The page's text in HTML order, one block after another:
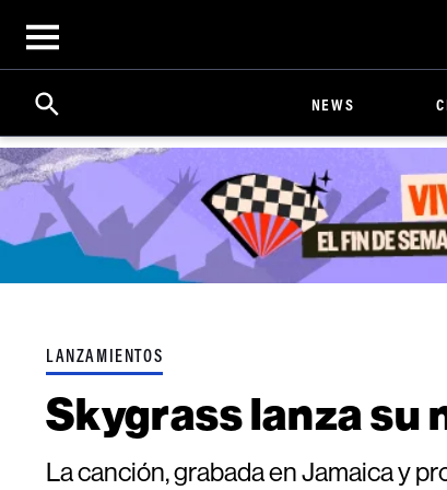
Open
menu
Search
Click
Expand
Search
Input
NEWS
LANZAMIENTOS
Skygrass lanza su
La canción, grabada en Jamaica y